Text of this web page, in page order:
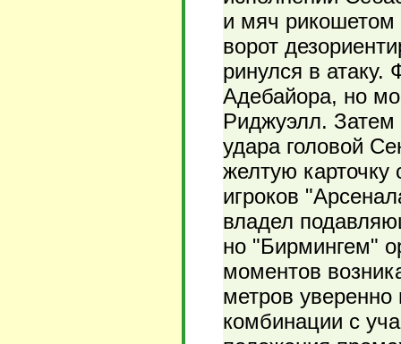
и мяч рикошетом
ворот
ринулся в
Адебайора, но
Риджуэлл. Затем
удара головой
желтую карточку
игроков
владел
но "Бирмингем"
моментов
метров
комбинации с